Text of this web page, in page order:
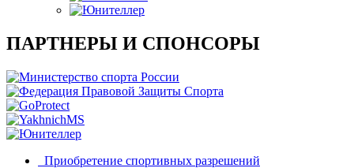
ПАРТНЕРЫ И СПОНСОРЫ
Приобретение спортивных разрешений